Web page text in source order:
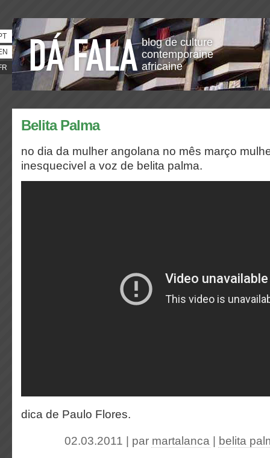
blog de culture
contemporaine
africaine
Belita Palma
no dia da mulher angolana no mês março
inesquecivel a voz de belita palma.
dica de Paulo Flores.
02.03.2011 | par martalanca belita